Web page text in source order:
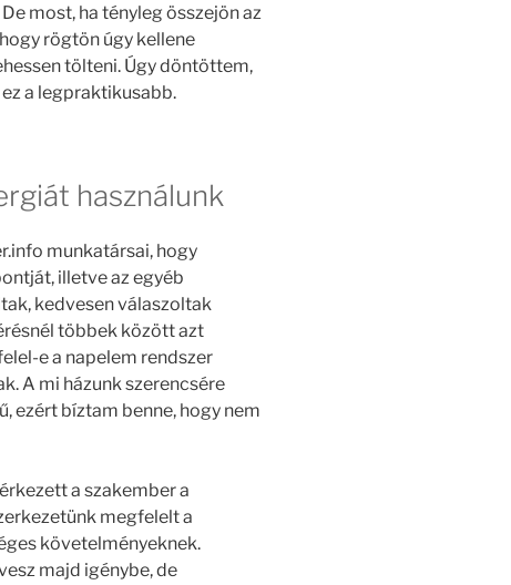
most, ha tényleg összejön az
rögtön úgy kellene
tölteni. Úgy döntöttem,
a legpraktikusabb.
használunk
munkatársai, hogy
illetve az egyéb
kedvesen válaszoltak
többek között azt
e a napelem rendszer
A mi házunk szerencsére
ezért bíztam benne, hogy nem
a szakember a
megfelelt a
követelményeknek.
majd igénybe, de